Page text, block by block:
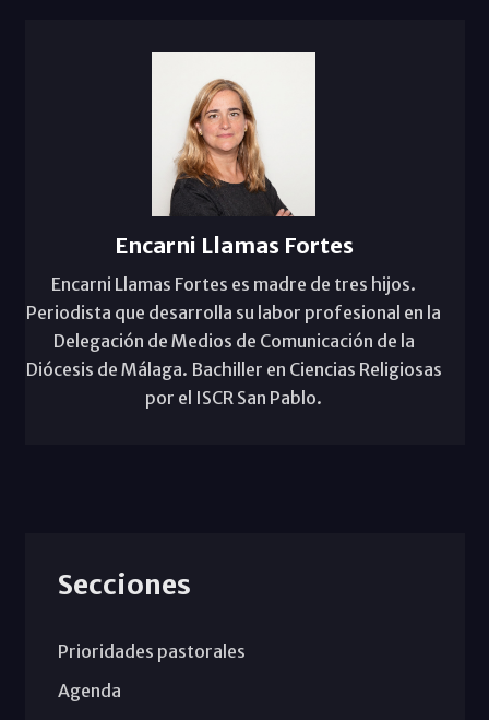
Encarni Llamas Fortes
Encarni Llamas Fortes es madre de tres hijos.
Periodista que desarrolla su labor profesional en la
Delegación de Medios de Comunicación de la
Diócesis de Málaga. Bachiller en Ciencias Religiosas
por el ISCR San Pablo.
Secciones
Prioridades pastorales
Agenda